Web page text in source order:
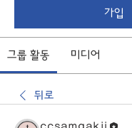
가입
그룹 활동 미디어
뒤로